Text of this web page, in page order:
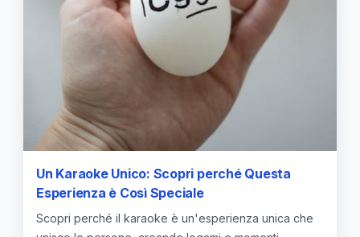
Un Karaoke Unico: Scopri perché Questa
Esperienza è Così Speciale
Scopri perché il karaoke è un'esperienza unica che